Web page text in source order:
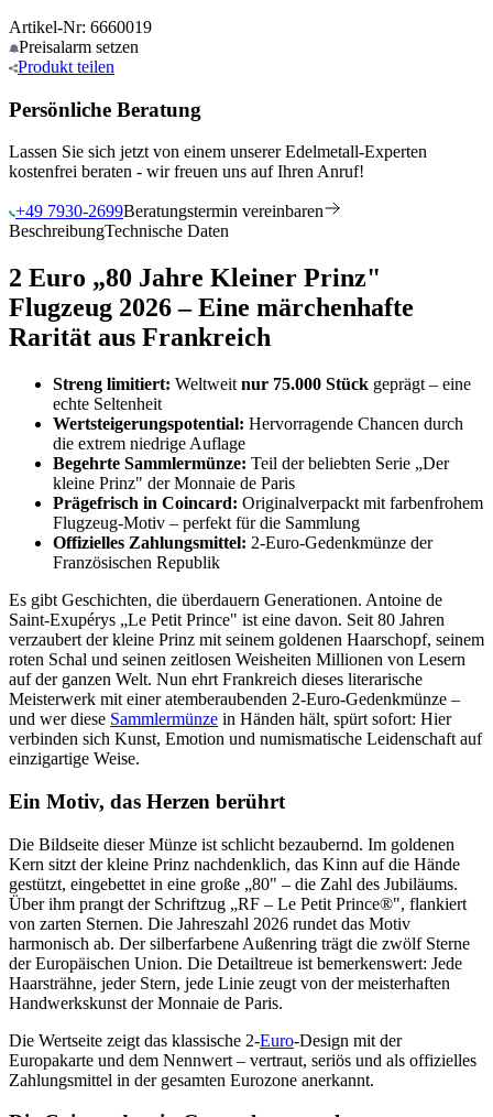
Artikel-Nr: 6660019
Preisalarm setzen
Produkt teilen
Persönliche Beratung
Lassen Sie sich jetzt von einem unserer Edelmetall-Experten
kostenfrei beraten - wir freuen uns auf Ihren Anruf!
+49 7930-2699Beratungstermin vereinbaren
BeschreibungTechnische Daten
2 Euro „80 Jahre Kleiner Prinz"
Flugzeug 2026 – Eine märchenhafte
Rarität aus Frankreich
Streng limitiert: Weltweit nur 75.000 Stück geprägt – eine
echte Seltenheit
Wertsteigerungspotential: Hervorragende Chancen durch
die extrem niedrige Auflage
Begehrte Sammlermünze: Teil der beliebten Serie „Der
kleine Prinz" der Monnaie de Paris
Prägefrisch in Coincard: Originalverpackt mit farbenfrohem
Flugzeug-Motiv – perfekt für die Sammlung
Offizielles Zahlungsmittel: 2-Euro-Gedenkmünze der
Französischen Republik
Es gibt Geschichten, die überdauern Generationen. Antoine de
Saint-Exupérys „Le Petit Prince" ist eine davon. Seit 80 Jahren
verzaubert der kleine Prinz mit seinem goldenen Haarschopf, seinem
roten Schal und seinen zeitlosen Weisheiten Millionen von Lesern
auf der ganzen Welt. Nun ehrt Frankreich dieses literarische
Meisterwerk mit einer atemberaubenden 2-Euro-Gedenkmünze –
und wer diese Sammlermünze in Händen hält, spürt sofort: Hier
verbinden sich Kunst, Emotion und numismatische Leidenschaft auf
einzigartige Weise.
Ein Motiv, das Herzen berührt
Die Bildseite dieser Münze ist schlicht bezaubernd. Im goldenen
Kern sitzt der kleine Prinz nachdenklich, das Kinn auf die Hände
gestützt, eingebettet in eine große „80" – die Zahl des Jubiläums.
Über ihm prangt der Schriftzug „RF – Le Petit Prince®", flankiert
von zarten Sternen. Die Jahreszahl 2026 rundet das Motiv
harmonisch ab. Der silberfarbene Außenring trägt die zwölf Sterne
der Europäischen Union. Die Detailtreue ist bemerkenswert: Jede
Haarsträhne, jeder Stern, jede Linie zeugt von der meisterhaften
Handwerkskunst der Monnaie de Paris.
Die Wertseite zeigt das klassische 2-Euro-Design mit der
Europakarte und dem Nennwert – vertraut, seriös und als offizielles
Zahlungsmittel in der gesamten Eurozone anerkannt.